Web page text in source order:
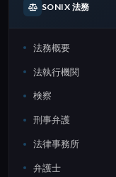
SONIX 法務
法務概要
法執行機関
検察
刑事弁護
法律事務所
弁護士